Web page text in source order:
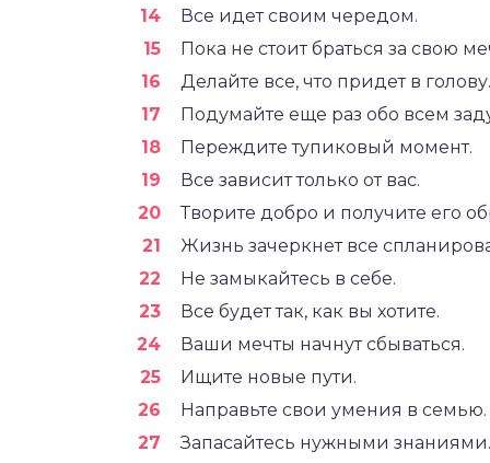
Все идет своим чередом.
Пока не стоит браться за свою
Делайте все, что придет в голову.
Подумайте еще раз обо всем
Переждите тупиковый момент.
Все зависит только от вас.
Творите добро и получите его
Жизнь зачеркнет все
Не замыкайтесь в себе.
Все будет так, как вы хотите.
Ваши мечты начнут сбываться.
Ищите новые пути.
Направьте свои умения в семью.
Запасайтесь нужными знаниями.